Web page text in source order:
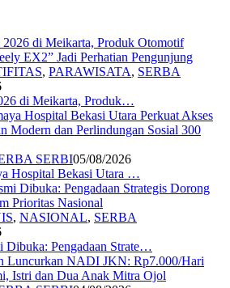
, PARAWISATA, SERBA
di Meikarta, Produk…
SERBI05/08/2026
Hospital Bekasi Utara …
, NASIONAL, SERBA
Dibuka: Pengadaan Strate…